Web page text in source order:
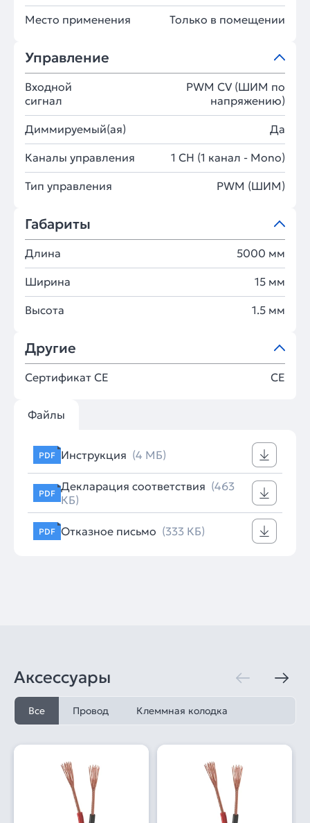
Место применения Только в помещении
Управление
Входной
сигнал
PWM СV (ШИМ по
напряжению)
Диммируемый(ая) Да
Каналы управления 1 CH (1 канал - Mono)
Тип управления PWM (ШИМ)
Габариты
Длина 5000 мм
Ширина 15 мм
Высота 1.5 мм
Другие
Сертификат CE CE
Файлы
PDF Инструкция (4 МБ)
PDF Декларация соответствия (463
КБ)
PDF Отказное письмо (333 КБ)
Аксессуары
Все Провод Клеммная колодка